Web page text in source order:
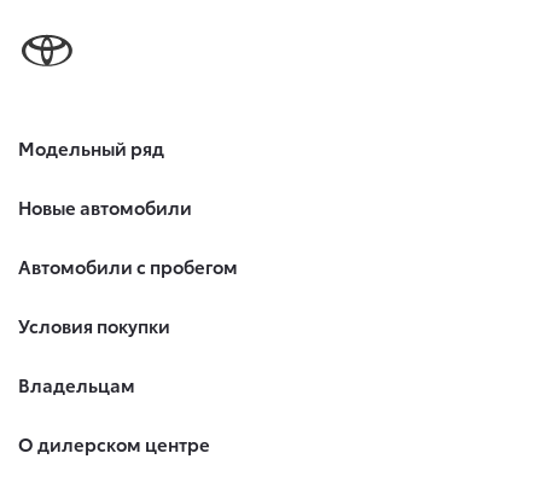
Модельный ряд
Новые автомобили
Автомобили с пробегом
Условия покупки
Владельцам
О дилерском центре